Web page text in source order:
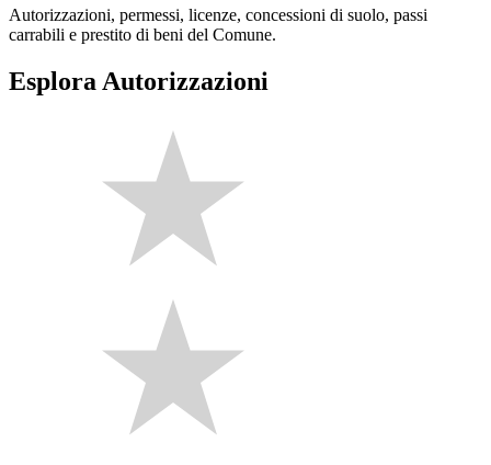
Autorizzazioni, permessi, licenze, concessioni di suolo, passi
carrabili e prestito di beni del Comune.
Esplora Autorizzazioni